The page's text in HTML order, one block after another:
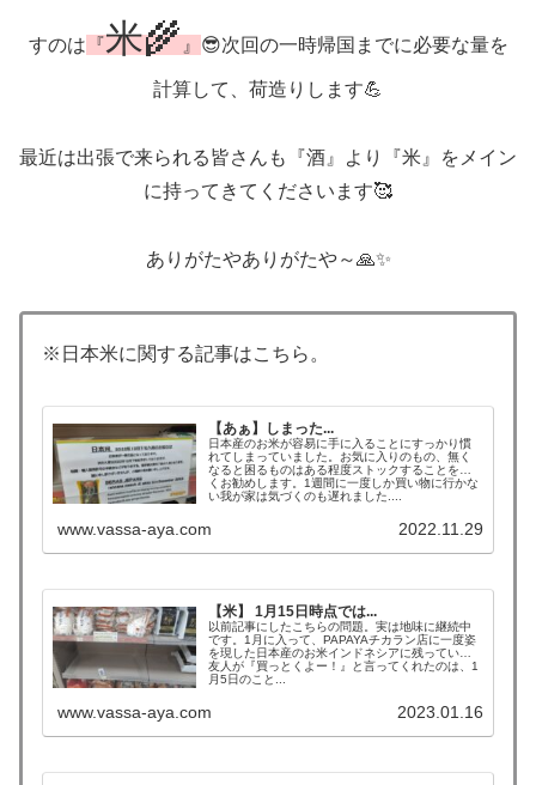
すのは 『米🌾 』 😎次回の一時帰国までに必要な量を
計算して、荷造りします💪
最近は出張で来られる皆さんも『酒』より『米』をメイン
に持ってきてくださいます🥰
ありがたやありがたや～🙏✨
※日本米に関する記事はこちら。
【あぁ】しまった...
日本産のお米が容易に手に入ることにすっかり慣
れてしまっていました。お気に入りのもの、無く
なると困るものはある程度ストックすることを強
くお勧めします。1週間に一度しか買い物に行かな
い我が家は気づくのも遅れました....
www.vassa-aya.com 2022.11.29
【米】 1月15日時点では...
以前記事にしたこちらの問題。実は地味に継続中
です。1月に入って、PAPAYAチカラン店に一度姿
を現した日本産のお米インドネシアに残っていた
友人が『買っとくよー！』と言ってくれたのは、1
月5日のこと...
www.vassa-aya.com 2023.01.16